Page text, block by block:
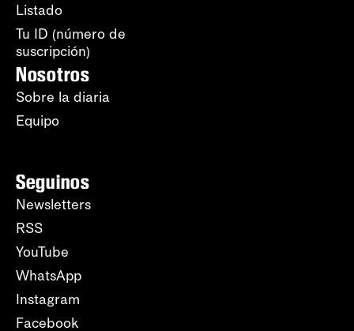
Listado
Tu ID (número de
suscripción)
Nosotros
Sobre la diaria
Equipo
Seguinos
Newsletters
RSS
YouTube
WhatsApp
Instagram
Facebook